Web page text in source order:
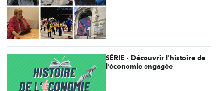
SÉRIE - Découvrir l'histoire de
l'économie engagée